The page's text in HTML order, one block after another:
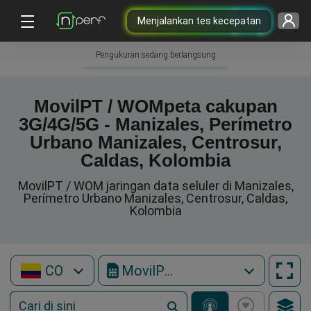
Menjalankan tes kecepatan
Pengukuran sedang berlangsung
MovilPT / WOMpeta cakupan
3G/4G/5G - Manizales, Perímetro
Urbano Manizales, Centrosur,
Caldas, Kolombia
MovilPT / WOM jaringan data seluler di Manizales,
Perímetro Urbano Manizales, Centrosur, Caldas,
Kolombia
CO MovilPT / WOM